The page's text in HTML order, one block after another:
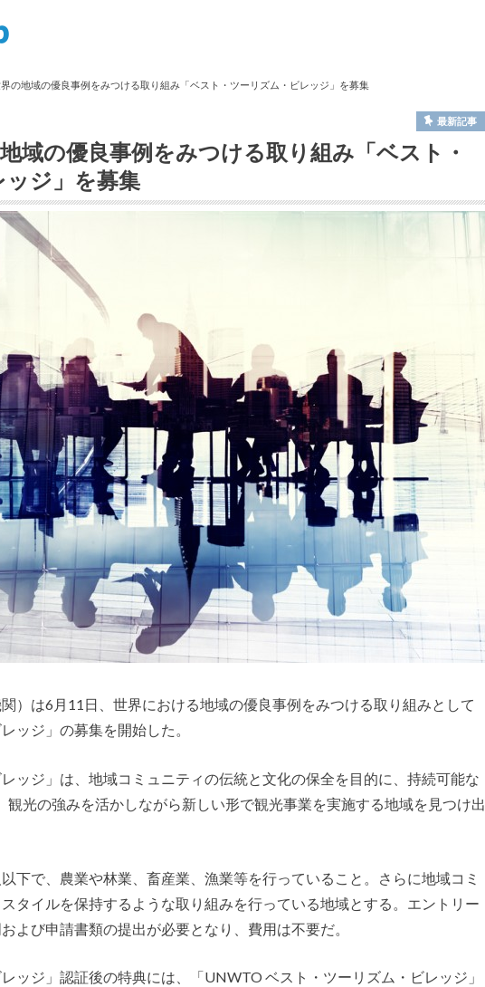
の地域の優良事例をみつける取り組み「ベスト・ツーリズム・ビレッジ」を募集
最新記事
域の優良事例をみつける取り組み「ベスト・
ジ」を募集
）は6月11日、世界における地域の優良事例をみつける取り組みとして
ッジ」の募集を開始した。
レッジ」は、地域コミュニティの伝統と文化の保全を目的に、持続可能な
観光の強みを活かしながら新しい形で観光事業を実施する地域を見つけ出
下で、農業や林業、畜産業、漁業等を行っていること。さらに地域コミ
タイルを保持するような取り組みを行っている地域とする。エントリー
よび申請書類の提出が必要となり、費用は不要だ。
ッジ」認証後の特典には、「UNWTO ベスト・ツーリズム・ビレッジ」